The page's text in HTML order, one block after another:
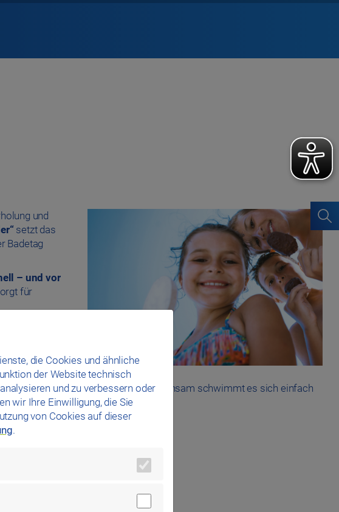
und
setzt das
Badetag
– und vor
für
dürfen das
und
nichts im Wege – denn gemeinsam schwimmt es sich einfach
die Cookies und ähnliche
der Website technisch
und zu verbessern oder
wir Ihre Einwilligung, die Sie
von Cookies auf dieser
.